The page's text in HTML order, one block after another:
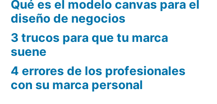
Qué es el modelo canvas para el
diseño de negocios
3 trucos para que tu marca
suene
4 errores de los profesionales
con su marca personal